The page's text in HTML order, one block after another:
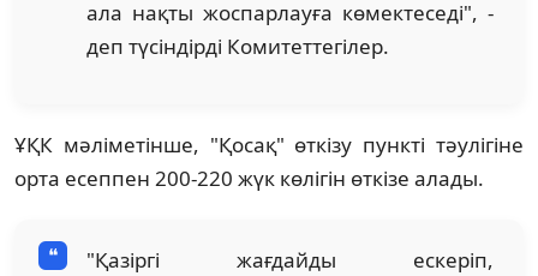
ала нақты жоспарлауға көмектеседі", -
деп түсіндірді Комитеттегілер.
ҰҚК мәліметінше, "Қосақ" өткізу пункті тәулігіне
орта есеппен 200-220 жүк көлігін өткізе алады.
"Қазіргі жағдайды ескеріп,